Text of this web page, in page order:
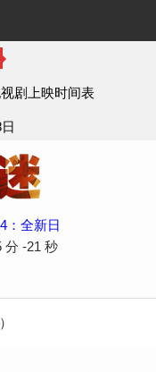
剧上映时间表
：全新日
分 -21 秒